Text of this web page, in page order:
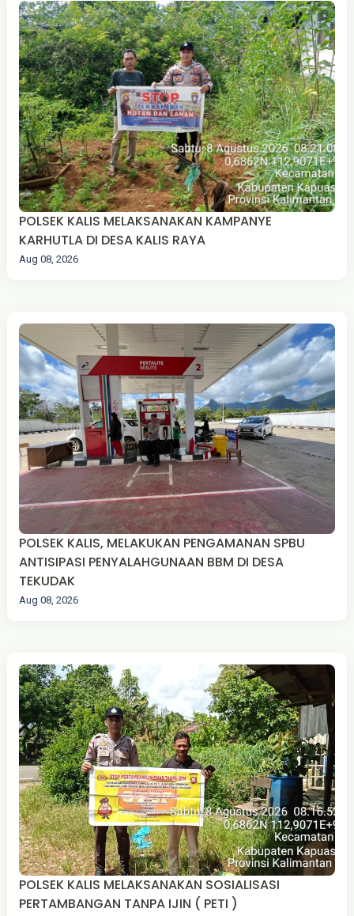
POLSEK KALIS MELAKSANAKAN KAMPANYE
KARHUTLA DI DESA KALIS RAYA
Aug 08, 2026
POLSEK KALIS, MELAKUKAN PENGAMANAN SPBU
ANTISIPASI PENYALAHGUNAAN BBM DI DESA
TEKUDAK
Aug 08, 2026
POLSEK KALIS MELAKSANAKAN SOSIALISASI
PERTAMBANGAN TANPA IJIN ( PETI )